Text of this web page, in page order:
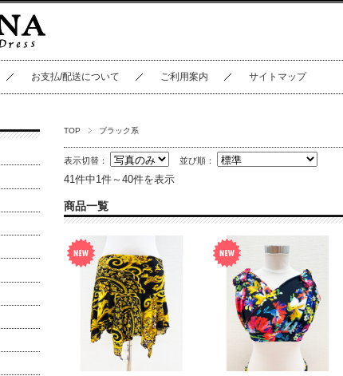
お支払/配送について ご利用案内 サイトマップ
TOP ブラック系
表示切替： 並び順：
41件中1件～40件を表示
商品一覧